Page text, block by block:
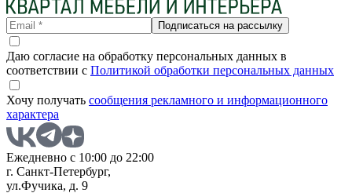
Подписаться на рассылку
Даю согласие на обработку персональных данных в
соответствии с Политикой обработки персональных данных
Хочу получать сообщения рекламного и информационного
характера
Ежедневно с 10:00 до 22:00
г. Санкт-Петербург,
ул.Фучика, д. 9